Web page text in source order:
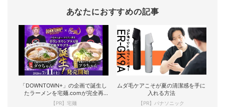
あなたにおすすめの記事
「DOWNTOWN+」の企画で誕生し
たラーメンを宅麺.comが完全再
現！
【PR】宅麺
ムダ毛ケアこそが夏の清潔感を手に
入れる方法
【PR】パナソニック